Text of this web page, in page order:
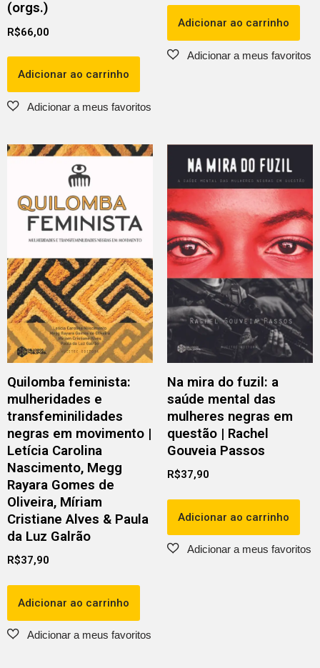
(orgs.)
R$66,00
Adicionar ao carrinho
Adicionar ao carrinho
Quilomba feminista:
mulheridades e
transfeminilidades
negras em movimento |
Letícia Carolina
Nascimento, Megg
Rayara Gomes de
Oliveira, Míriam
Cristiane Alves & Paula
da Luz Galrão
R$37,90
Adicionar ao carrinho
Na mira do fuzil: a
saúde mental das
mulheres negras em
questão | Rachel
Gouveia Passos
R$37,90
Adicionar ao carrinho